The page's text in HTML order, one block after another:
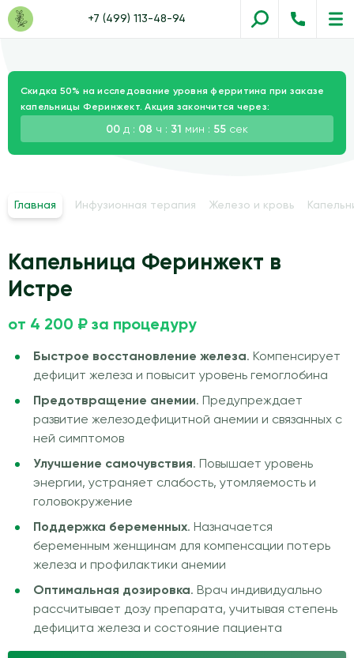
+7 (499) 113-48-94
Скидка 50% на исследование уровня ферритина при заказе
капельницы Феринжект. Акция закончится через:
00д : 08 ч : 31 мин : 54 сек
Главная Инфузионная терапия Железо и кровь
Капельница Феринжект в
Истре
от 4 200 ₽ за процедуру
Быстрое восстановление железа. Компенсирует
дефицит железа и повысит уровень гемоглобина
Предотвращение анемии. Предупреждает
развитие железодефицитной анемии и связанных с
ней симптомов
Улучшение самочувствия. Повышает уровень
энергии, устраняет слабость, утомляемость и
головокружение
Поддержка беременных. Назначается
беременным женщинам для компенсации потерь
железа и профилактики анемии
Оптимальная дозировка. Врач индивидуально
рассчитывает дозу препарата, учитывая степень
дефицита железа и состояние пациента